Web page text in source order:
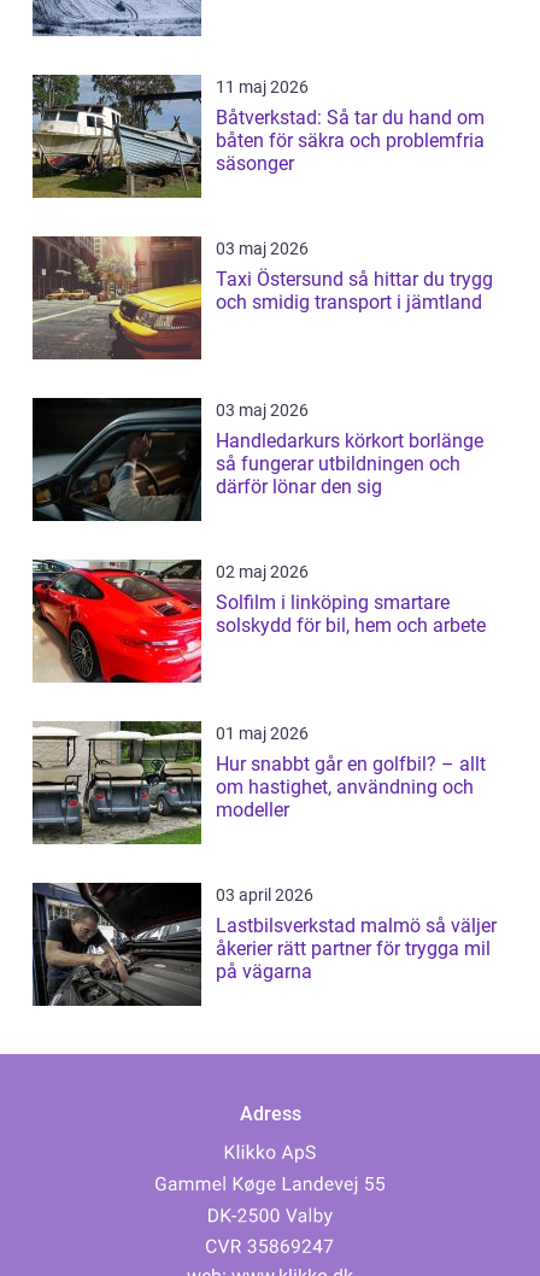
11 maj 2026
Båtverkstad: Så tar du hand om
båten för säkra och problemfria
säsonger
03 maj 2026
Taxi Östersund så hittar du trygg
och smidig transport i jämtland
03 maj 2026
Handledarkurs körkort borlänge
så fungerar utbildningen och
därför lönar den sig
02 maj 2026
Solfilm i linköping smartare
solskydd för bil, hem och arbete
01 maj 2026
Hur snabbt går en golfbil? – allt
om hastighet, användning och
modeller
03 april 2026
Lastbilsverkstad malmö så väljer
åkerier rätt partner för trygga mil
på vägarna
Adress